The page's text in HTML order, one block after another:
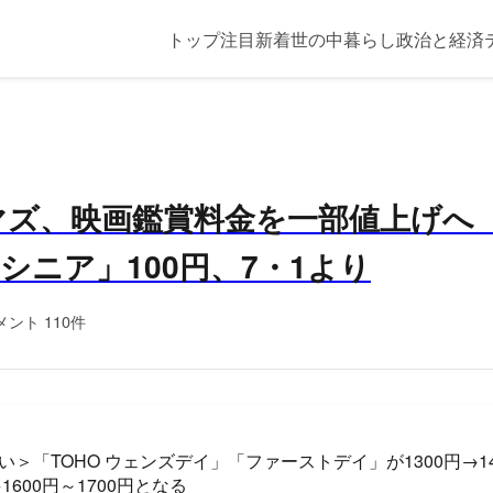
トップ注目新着世の中暮らし政治と経済
、映画鑑賞料金を一部値上げ
ニア」100円、7・1より
ント 110件
＞「TOHO ウェンズデイ」「ファーストデイ」が1300円
円～1700円となる